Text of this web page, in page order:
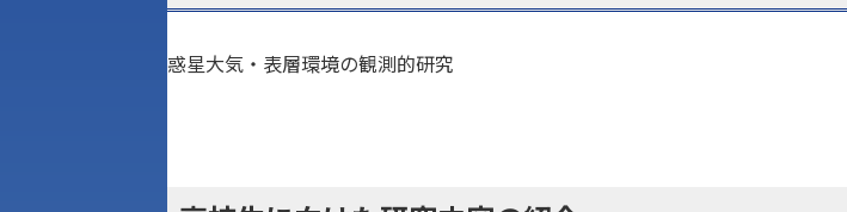
惑星大気・表層環境の観測的研究